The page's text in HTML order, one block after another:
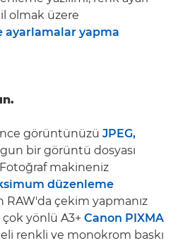
olmak üzere
yapma
görüntünüzü JPEG,
bir görüntü dosyası
makineniz
düzenleme
RAW'da çekim yapmanız
yönlü A3+ Canon PIXMA
renkli ve monokrom baskı